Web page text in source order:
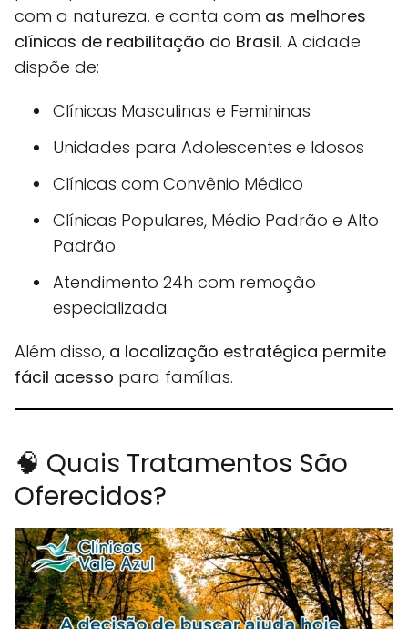
com a natureza. e conta com as melhores
clínicas de reabilitação do Brasil. A cidade
dispõe de:
Clínicas Masculinas e Femininas
Unidades para Adolescentes e Idosos
Clínicas com Convênio Médico
Clínicas Populares, Médio Padrão e Alto
Padrão
Atendimento 24h com remoção
especializada
Além disso, a localização estratégica permite
fácil acesso para famílias.
🧠 Quais Tratamentos São
Oferecidos?